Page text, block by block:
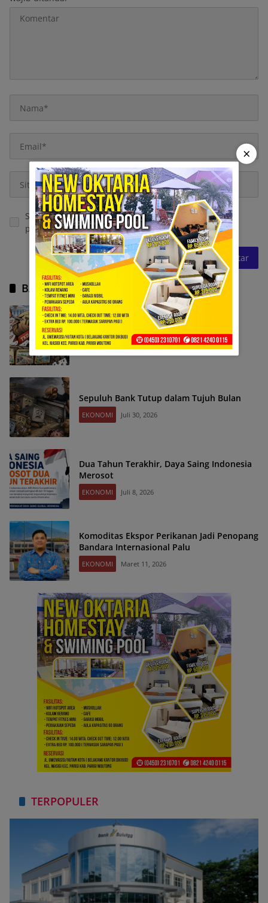
Simpan nama, email, dan situs web saya pada
peramban ini untuk komentar saya berikutnya.
BACA JUGA
Saat Transfer Pusat Menyusut
EKONOMI Agustus 5, 2026
Sepuluh Bank Tutup dalam Tujuh Bulan
EKONOMI Juli 30, 2026
Dua Tahun Terakhir, Daya Saing Indonesia
Merosot
EKONOMI Juli 8, 2026
Komoditas Ekspor Perikanan Jadi Penopang
Bandara Internasional Palu
EKONOMI Maret 11, 2026
TERPOPULER
×